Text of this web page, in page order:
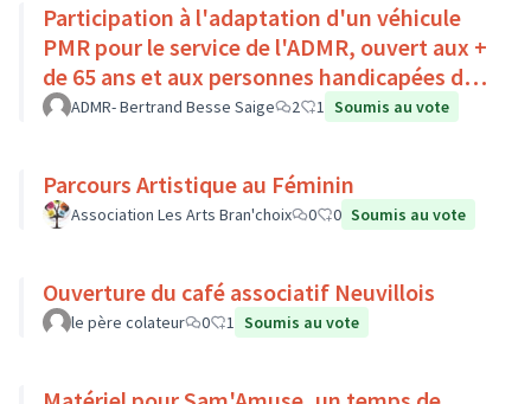
Participation à l'adaptation d'un véhicule
PMR pour le service de l'ADMR, ouvert aux +
de 65 ans et aux personnes handicapées du
Pays Loire-Touraine.
ADMR- Bertrand Besse Saige 2 1 Soumis au vote
Parcours Artistique au Féminin
Association Les Arts Bran'choix 0 0 Soumis au vote
Ouverture du café associatif Neuvillois
le père colateur 0 1 Soumis au vote